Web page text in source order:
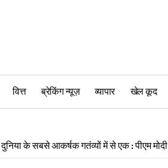
वित्त ब्रेकिंग न्यूज़ व्यापार खेल कूद
के सबसे आकर्षक गतंव्यों में से एक : पीएम मोदी